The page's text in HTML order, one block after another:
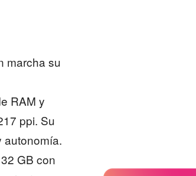
marcha su
RAM y
ppi. Su
autonomía.
GB con